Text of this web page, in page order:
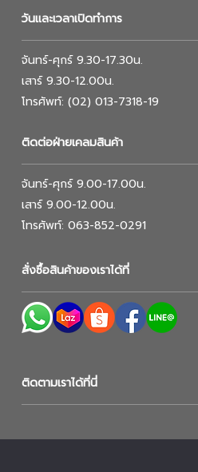
วันและเวลาเปิดทำการ
จันทร์-ศุกร์ 9.30-17.30น.
เสาร์ 9.30-12.00น.
โทรศัพท์: (02) 013-7318-19
ติดต่อฝ่ายเคลมสินค้า
จันทร์-ศุกร์ 9.00-17.00น.
เสาร์ 9.00-12.00น.
โทรศัพท์: 063-852-0291
สั่งซื้อสินค้าของเราได้ที่
ติดตามเราได้ที่นี่